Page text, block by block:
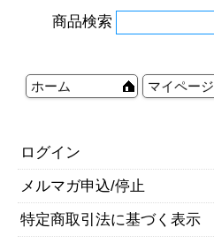
商品検索
ホーム マイページ
ログイン
メルマガ申込/停止
特定商取引法に基づく表示